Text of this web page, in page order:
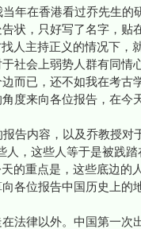
年在香港看过乔先生
状，只好写了名字，贴
人主持正义的情况下
社会上弱势人群有同情
而已，还不如我在考古
度来向各位报告，在今
告内容，以及乔教授对
人，这些人等于是被践
的重点是，这些底边
各位报告中国历史上的
法律以外。中国第一次